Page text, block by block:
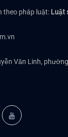
theo pháp luật: Luật
Văn Linh,